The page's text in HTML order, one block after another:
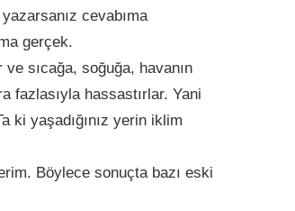
cevabıma
gerçek.
sıcağa, soğuğa, havanın
fazlasıyla hassastırlar. Yani
ki yaşadığınız yerin iklim
Böylece sonuçta bazı eski